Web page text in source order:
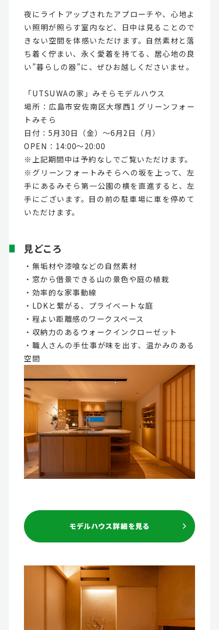
夜にライトアップされたアプローチや、心地よ
い照明が照らす室内など、日中は見ることので
きない空間を体感いただけます。自然素材と落
ち着く佇まい、永く愛着を持てる、居心地の良
い”暮らしの器”に、ぜひお越しくださいませ。
「UTSUWAの家」みそらモデルハウス
場所：広島市安佐南区大塚西1 グリーンフォー
トみそら
日付：5月30日（金）～6月2日（月）
OPEN：14:00～20:00
※上記期間中は予約なしでご覧いただけます。
※グリーンフォートみそらへの坂を上って、左
手にあるみそら第一公園の横を直進すると、左
手にございます。目の前の駐車場に車を停めて
いただけます。
見どころ
・無垢材や漆喰などの自然素材
・窓から借景できる山の景色や庭の植栽
・効率的な家事動線
・LDKと繋がる、プライベートな庭
・程よい距離感のワークスペース
・収納力のあるウォークインクローゼット
・職人さんの手仕事が味を出す、温かみのある
空間